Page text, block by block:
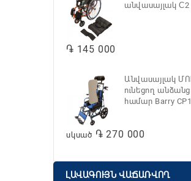
անվասայլակ С2
֏ 145 000
Անվասայլակ ՄՈՒԿ
ունեցող անձանց
համար Barry CP1
սկսած ֏ 270 000
ԼԱՎԱԳՈՒՅՆ ՎԱՃԱՌՎՈՂ